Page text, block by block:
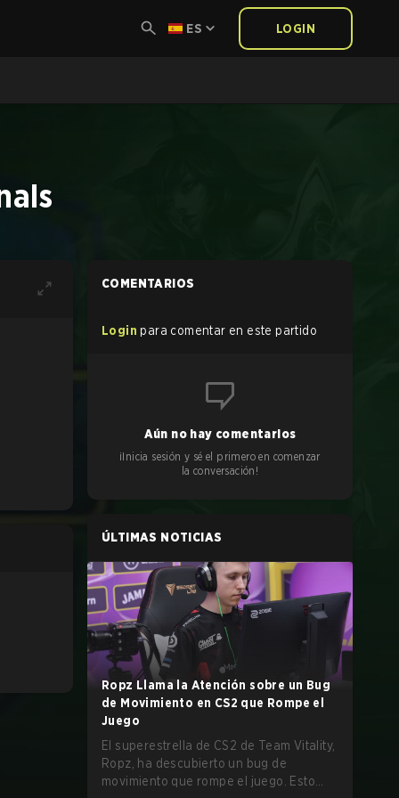
ES LOGIN
COMENTARIOS
Login para comentar en este partido
Aún no hay comentarios
¡Inicia sesión y sé el primero en comenzar
la conversación!
ÚLTIMAS NOTICIAS
Ropz Llama la Atención sobre un Bug
de Movimiento en CS2 que Rompe el
Juego
El superestrella de CS2 de Team Vitality,
Ropz, ha descubierto un bug de
movimiento que rompe el juego. Esto